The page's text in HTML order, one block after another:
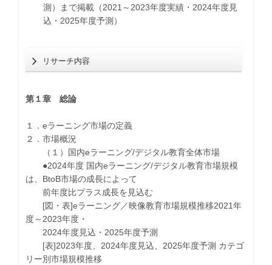
測）まで掲載（2021～2023年度実績・2024年度見
込・2025年度予測）
リサーチ内容
第１章 総論
１．eラーニング市場の定義
２．市場概況
（１）国内eラーニング/デジタル教育全体市場
●2024年度 国内eラーニング/デジタル教育市場規模
は、BtoB市場の成長によって
前年度比プラス成長を見込む
[図・表]eラーニング／映像教育市場規模推移2021年
度～2023年度・
2024年度見込・2025年度予測
[表]2023年度、2024年度見込、2025年度予測 カテゴ
リー別市場規模推移